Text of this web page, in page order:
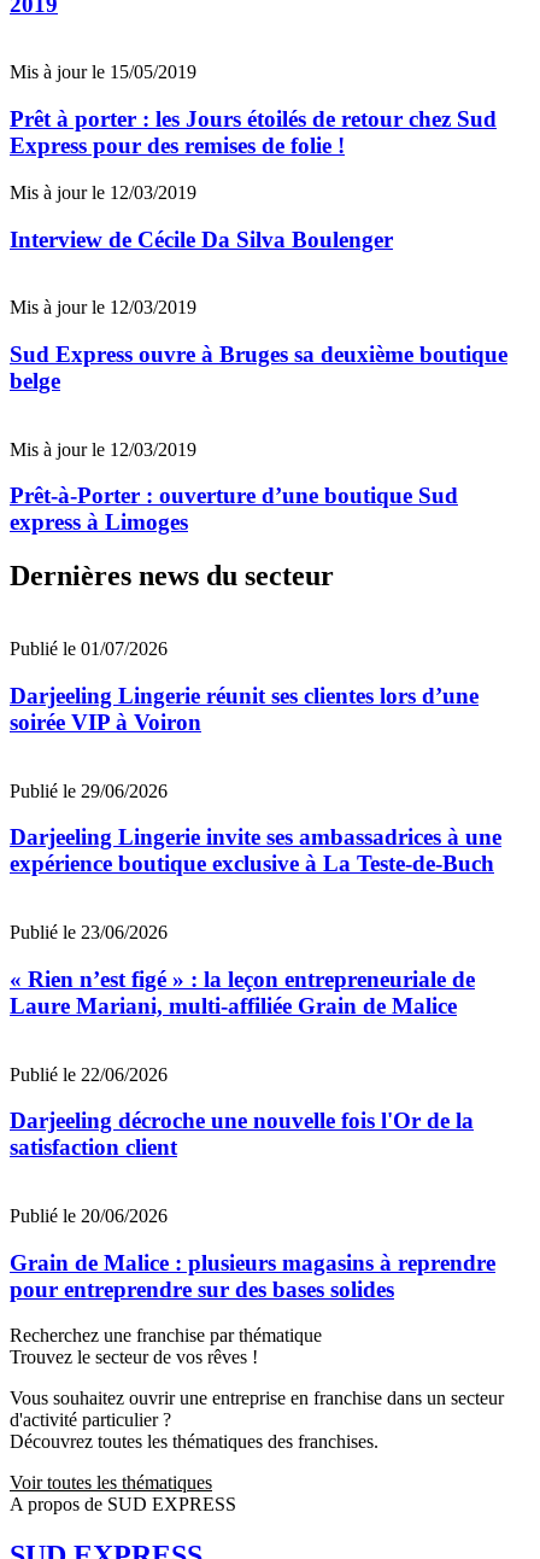
Mis à jour le 15/05/2019
Prêt à porter : les Jours étoilés de retour chez Sud
Express pour des remises de folie !
Mis à jour le 12/03/2019
Interview de Cécile Da Silva Boulenger
Mis à jour le 12/03/2019
Sud Express ouvre à Bruges sa deuxième boutique
belge
Mis à jour le 12/03/2019
Prêt-à-Porter : ouverture d’une boutique Sud
express à Limoges
Dernières news du secteur
Publié le 01/07/2026
Darjeeling Lingerie réunit ses clientes lors d’une
soirée VIP à Voiron
Publié le 29/06/2026
Darjeeling Lingerie invite ses ambassadrices à une
expérience boutique exclusive à La Teste-de-Buch
Publié le 23/06/2026
« Rien n’est figé » : la leçon entrepreneuriale de
Laure Mariani, multi-affiliée Grain de Malice
Publié le 22/06/2026
Darjeeling décroche une nouvelle fois l'Or de la
satisfaction client
Publié le 20/06/2026
Grain de Malice : plusieurs magasins à reprendre
pour entreprendre sur des bases solides
Recherchez une franchise par thématique
Trouvez le secteur de vos rêves !
Vous souhaitez ouvrir une entreprise en franchise dans un secteur
d'activité particulier ?
Découvrez toutes les thématiques des franchises.
Voir toutes les thématiques
A propos de SUD EXPRESS